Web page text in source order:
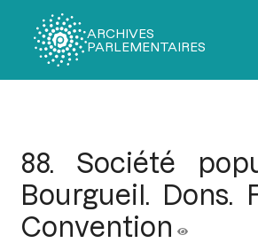
ARCHIVES
PARLEMENTAIRES
88. Société
Bourgueil. Dons.
Convention